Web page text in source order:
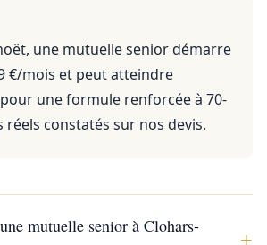
une mutuelle senior démarre
€/mois et peut atteindre
une formule renforcée à 70-
constatés sur nos devis.
mutuelle senior à Clohars-
+